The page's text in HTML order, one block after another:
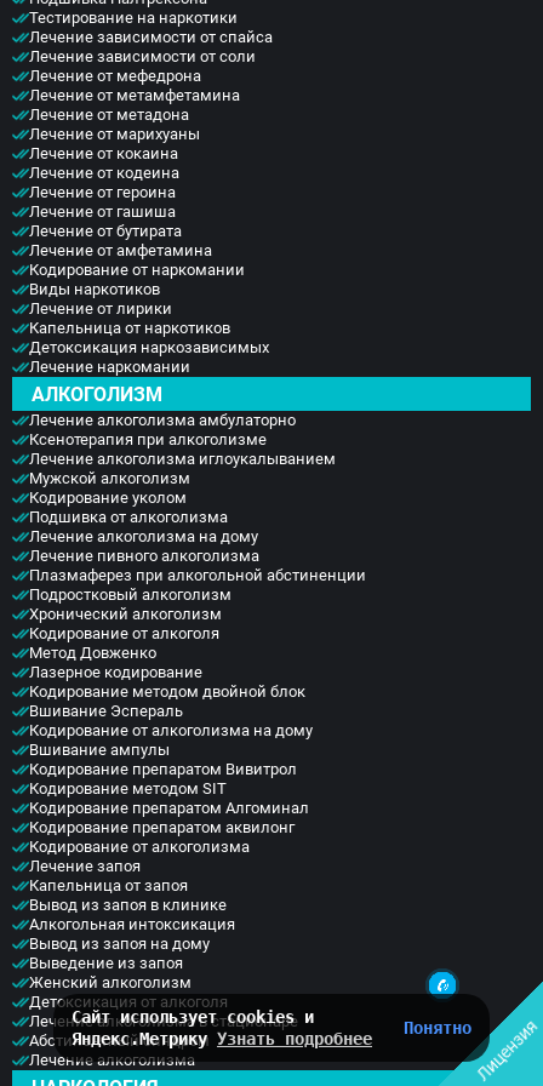
Тетерина Ирина
Нужна срочная помощь? Есть
поскольку организм требует очередную дозу, а на
это нужны деньги.
Особенно можно быстро определить
употребление наркотиков по подросткам, по их
поведению, нужно только внимательно
присмотреться. Если вы заподозрили, что близкий
человек принимает наркотики, немедленно
обратитесь к специалистам.
Лечение зависимости от лирики
и других наркотиков предлагает наша клиника.
уровне.
Сайт использует cookies и
Яндекс.Метрику Узнать подробнее
ПонятноЛицензия
Тестирование на наркотики
Лечение зависимости от спайса
Лечение зависимости от соли
Лечение от мефедрона
Лечение от метамфетамина
Лечение от метадона
Лечение от марихуаны
Лечение от кокаина
Лечение от кодеина
Лечение от героина
Лечение от гашиша
Лечение от бутирата
Лечение от амфетамина
Кодирование от наркомании
Виды наркотиков
Лечение от лирики
Капельница от наркотиков
Детоксикация наркозависимых
Лечение наркомании
АЛКОГОЛИЗМ
Лечение алкоголизма амбулаторно
Ксенотерапия при алкоголизме
Лечение алкоголизма иглоукалыванием
Мужской алкоголизм
Кодирование уколом
Подшивка от алкоголизма
Лечение алкоголизма на дому
Лечение пивного алкоголизма
Плазмаферез при алкогольной абстиненции
Подростковый алкоголизм
Хронический алкоголизм
Кодирование от алкоголя
Метод Довженко
Лазерное кодирование
Кодирование методом двойной блок
Вшивание Эспераль
Кодирование от алкоголизма на дому
Вшивание ампулы
Кодирование препаратом Вивитрол
Кодирование методом SIT
Кодирование препаратом Алгоминал
Кодирование препаратом аквилонг
Кодирование от алкоголизма
Лечение запоя
Капельница от запоя
Вывод из запоя в клинике
Алкогольная интоксикация
Вывод из запоя на дому
Выведение из запоя
Женский алкоголизм
Детоксикация от алкоголя
Лечение алкоголизма в стационаре
Абстинентный синдром
Лечение алкоголизма